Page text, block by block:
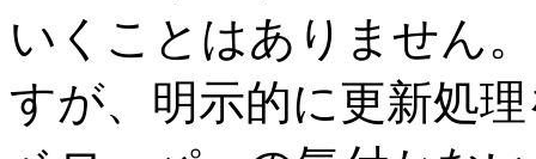
いくことはありません
すが、明示的に更新処